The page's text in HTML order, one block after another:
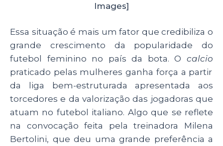
Images]
Essa situação é mais um fator que credibiliza o
grande crescimento da popularidade do
futebol feminino no país da bota. O calcio
praticado pelas mulheres ganha força a partir
da liga bem-estruturada apresentada aos
torcedores e da valorização das jogadoras que
atuam no futebol italiano. Algo que se reflete
na convocação feita pela treinadora Milena
Bertolini, que deu uma grande preferência a